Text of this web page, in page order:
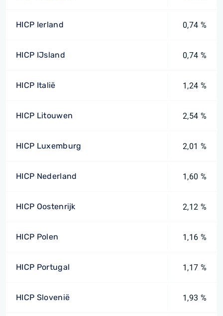
HICP Ierland 0,74 %
HICP IJsland 0,74 %
HICP Italië 1,24 %
HICP Litouwen 2,54 %
HICP Luxemburg 2,01 %
HICP Nederland 1,60 %
HICP Oostenrijk 2,12 %
HICP Polen 1,16 %
HICP Portugal 1,17 %
HICP Slovenië 1,93 %